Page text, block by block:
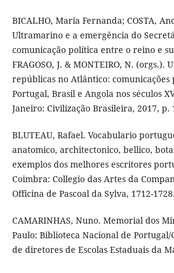
BICALHO, Maria Fernanda; COSTA,
Ultramarino e a emergência do
comunicação política entre o reino e
FRAGOSO, J. & MONTEIRO, N. (orgs.).
repúblicas no Atlântico: comunicações
Portugal, Brasil e Angola nos séculos
Janeiro: Civilização Brasileira, 2017, p.
BLUTEAU, Rafael. Vocabulario
anatomico, architectonico, bellico,
exemplos dos melhores escritores
Coimbra: Collegio das Artes da
Officina de Pascoal da Sylva, 1712-
CAMARINHAS, Nuno. Memorial dos
Paulo: Biblioteca Nacional de
de diretores de Escolas Estaduais da